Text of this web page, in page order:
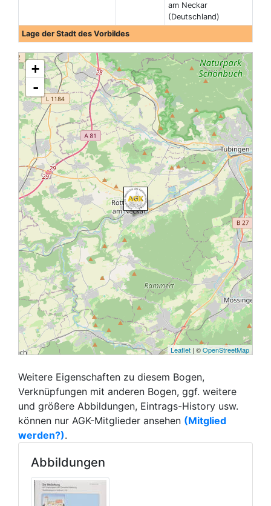
am Neckar
(Deutschland)
Lage der Stadt des Vorbildes
+
-
Leaflet | ©OpenStreetMap
Weitere Eigenschaften zu diesem Bogen,
Verknüpfungen mit anderen Bogen, ggf. weitere
und größere Abbildungen, Eintrags-History usw.
können nur AGK-Mitglieder ansehen (Mitglied
werden?).
Abbildungen